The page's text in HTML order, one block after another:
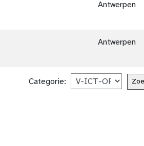
Antwerpen
Antwerpen
Categorie: